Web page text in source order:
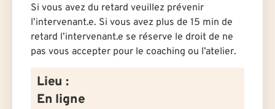
Si vous avez du retard veuillez prévenir
l’intervenant.e. Si vous avez plus de 15 min de
retard l’intervenant.e se réserve le droit de ne
pas vous accepter pour le coaching ou l’atelier.
Lieu :
En ligne